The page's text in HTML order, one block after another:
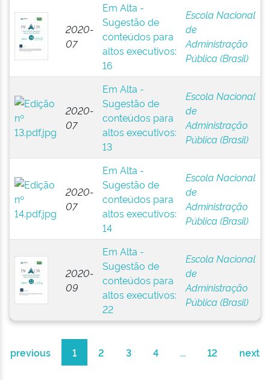
2020-
07
Em Alta -
Sugestão de
conteúdos para
altos executivos:
16
Escola Nacional
de
Administração
Pública (Brasil)
2020-
07
Em Alta -
Sugestão de
conteúdos para
altos executivos:
13
Escola Nacional
de
Administração
Pública (Brasil)
2020-
07
Em Alta -
Sugestão de
conteúdos para
altos executivos:
14
Escola Nacional
de
Administração
Pública (Brasil)
2020-
09
Em Alta -
Sugestão de
conteúdos para
altos executivos:
22
Escola Nacional
de
Administração
Pública (Brasil)
previous 1 2 3 4 ... 12 next